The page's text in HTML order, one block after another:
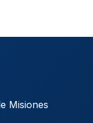
Misiones